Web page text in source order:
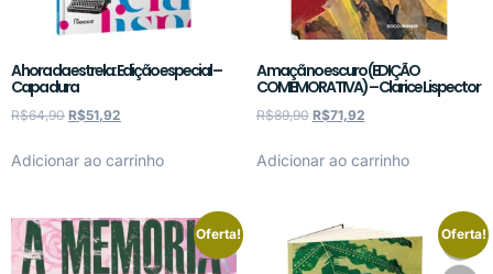
A hora da estrela: Edição especial –
Capa dura
R$64,90 R$51,92
Adicionar ao carrinho
A maçã no escuro (EDIÇÃO
COMEMORATIVA) – Clarice Lispector
R$89,90 R$71,92
Adicionar ao carrinho
Oferta! Oferta!